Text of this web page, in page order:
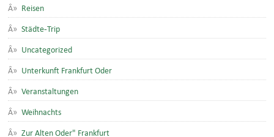
Reisen
Städte-Trip
Uncategorized
Unterkunft Frankfurt Oder
Veranstaltungen
Weihnachts
Zur Alten Oder" Frankfurt